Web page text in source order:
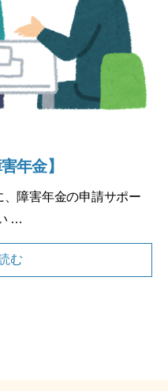
年金】
障害年金の申請サポー
…
む